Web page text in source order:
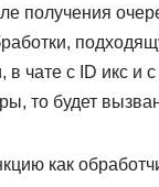
получения
чате с ID икс и
то будет
как